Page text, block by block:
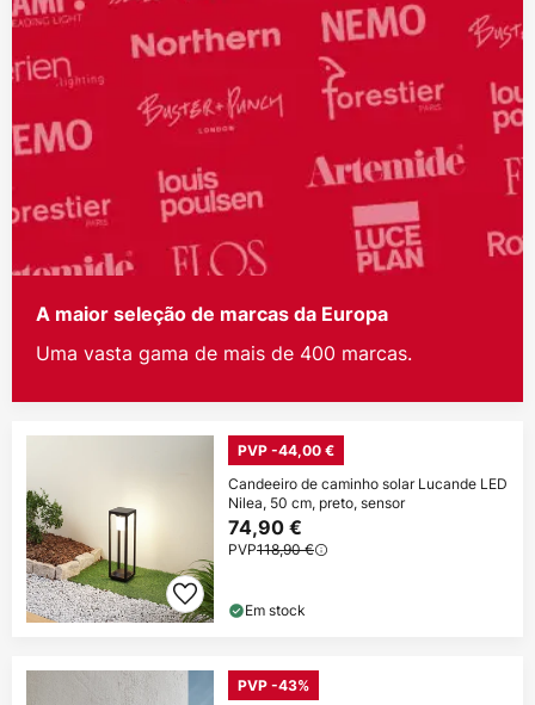
A maior seleção de marcas da Europa
Uma vasta gama de mais de 400 marcas.
PVP -44,00 €
Candeeiro de caminho solar Lucande LED
Nilea, 50 cm, preto, sensor
74,90 €
PVP118,90 €
Em stock
PVP -43%